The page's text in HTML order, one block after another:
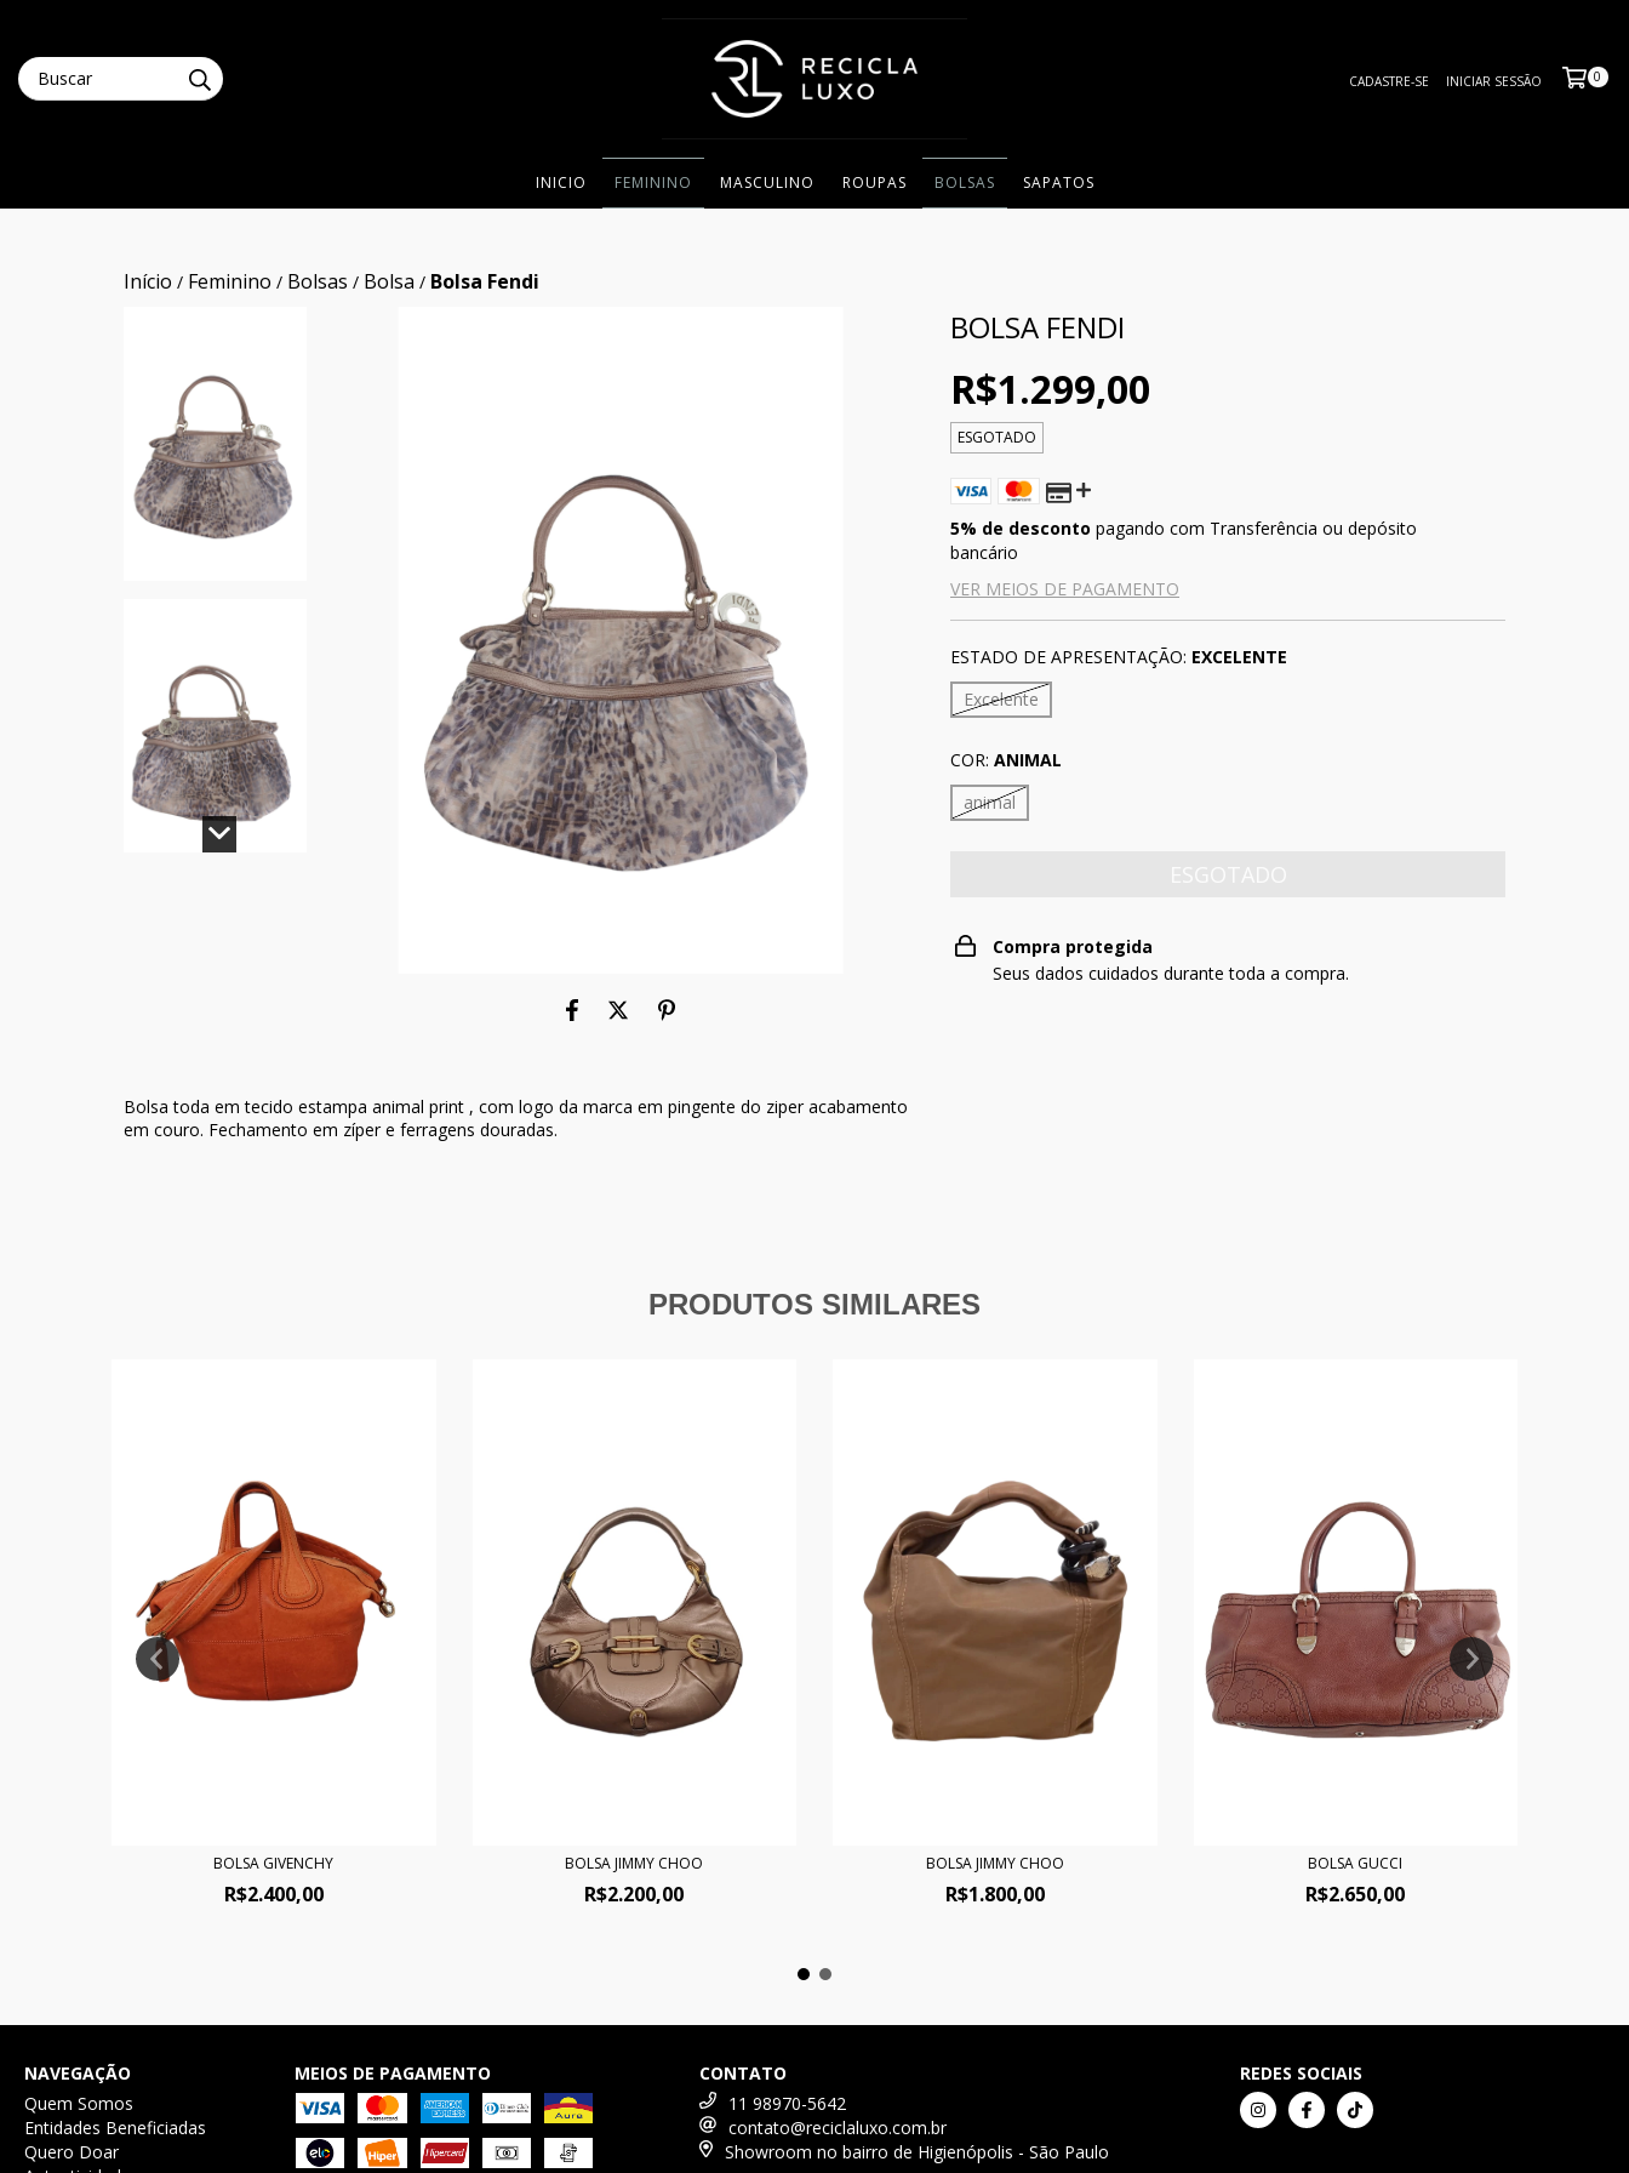
CADASTRE-SE INICIAR SESSÃO 0
INICIO FEMININO MASCULINO ROUPAS BOLSAS SAPATOS
Início / Feminino / Bolsas / Bolsa / Bolsa Fendi
Bolsa toda em tecido estampa animal print , com logo da marca em pingente do ziper acabamento
em couro. Fechamento em zíper e ferragens douradas.
BOLSA FENDI
R$1.299,00
ESGOTADO
5% de desconto pagando com Transferência ou depósito
bancário
VER MEIOS DE PAGAMENTO
ESTADO DE APRESENTAÇÃO: EXCELENTE
Excelente
COR: ANIMAL
animal
Compra protegida
Seus dados cuidados durante toda a compra.
PRODUTOS SIMILARES
BOLSA GIVENCHY
R$2.400,00
BOLSA JIMMY CHOO
R$2.200,00
BOLSA JIMMY CHOO
R$1.800,00
BOLSA GUCCI
R$2.650,00
NAVEGAÇÃO
Quem Somos
Entidades Beneficiadas
Quero Doar
MEIOS DE PAGAMENTO
CONTATO
11 98970-5642
contato@reciclaluxo.com.br
Showroom no bairro de Higienópolis - São Paulo
REDES SOCIAIS